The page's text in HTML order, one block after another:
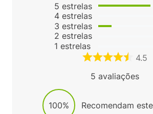
5 estrelas
4 estrelas
3 estrelas
2 estrelas
1 estrelas
4.5
5 avaliações
100% Recomendam